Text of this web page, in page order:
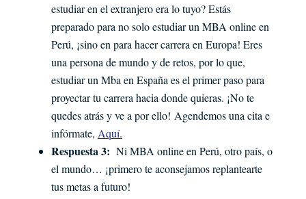
estudiar en el extranjero era lo tuyo? Estás
preparado para no solo estudiar un MBA online en
Perú, ¡sino en para hacer carrera en Europa! Eres
una persona de mundo y de retos, por lo que,
estudiar un Mba en España es el primer paso para
proyectar tu carrera hacia donde quieras. ¡No te
quedes atrás y ve a por ello! Agendemos una cita e
infórmate, Aquí.
Respuesta 3: Ni MBA online en Perú, otro país, o
el mundo… ¡primero te aconsejamos replantearte
tus metas a futuro!